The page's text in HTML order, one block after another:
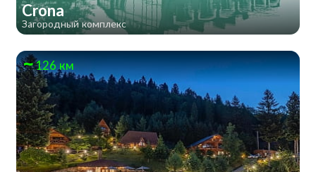
Crona
Загородный комплекс
126 км